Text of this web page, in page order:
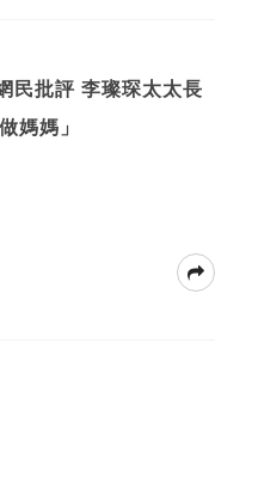
民批評 李璨琛太太長
媽媽」